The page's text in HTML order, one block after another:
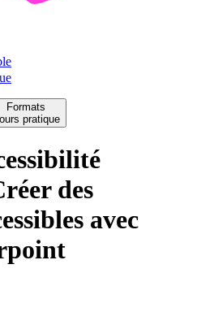
Formats
pratique
des
avec